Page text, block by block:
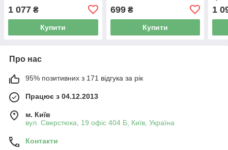
1 077 ₴
Купити
699₴
Купити
1
Про нас
95% позитивних з 171 відгука за рік
Працює з 04.12.2013
м. Київ
вул. Сверстюка, 19 офіс 404 Б, Київ, Україна
Контакти